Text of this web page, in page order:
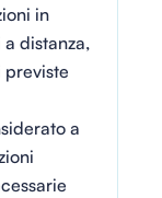
in
distanza,
previste
a